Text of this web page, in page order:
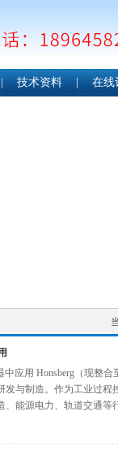
| 技术资料 | 在线
应用 Honsberg（现整合
与制造。作为工业过程
能源电力、轨道交通等